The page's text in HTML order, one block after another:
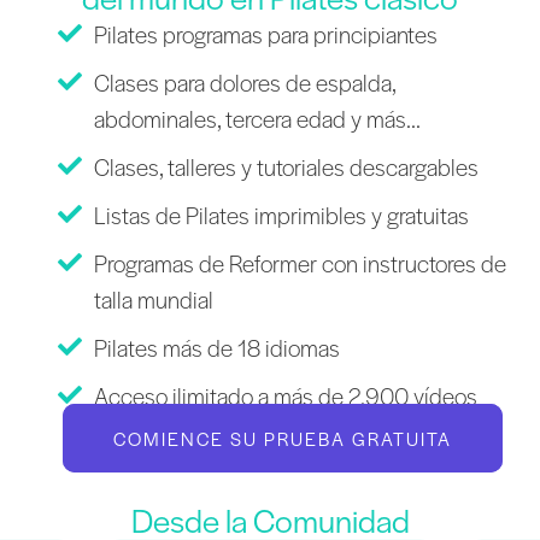
Pilates programas para principiantes
Clases para dolores de espalda,
abdominales, tercera edad y más...
Clases, talleres y tutoriales descargables
Listas de Pilates imprimibles y gratuitas
Programas de Reformer con instructores de
talla mundial
Pilates más de 18 idiomas
Acceso ilimitado a más de 2.900 vídeos
COMIENCE SU PRUEBA GRATUITA
Desde la Comunidad